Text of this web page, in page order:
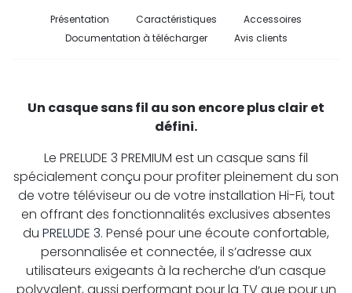
Présentation Caractéristiques
Accessoires
Documentation à télécharger
Avis clients
Un casque sans fil au son encore plus clair et
défini.
Le PRELUDE 3 PREMIUM est un casque sans fil
spécialement conçu pour profiter pleinement du son
de votre téléviseur ou de votre installation Hi-Fi, tout
en offrant des fonctionnalités exclusives absentes
du PRELUDE 3. Pensé pour une écoute confortable,
personnalisée et connectée, il s’adresse aux
utilisateurs exigeants à la recherche d’un casque
polyvalent, aussi performant pour la TV que pour un